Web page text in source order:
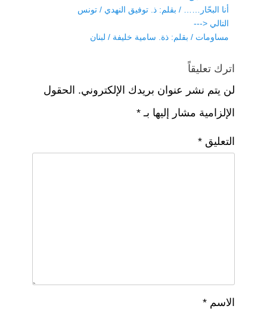
o
o
p
p
m
المقالات
Previous
post:
أنا البحّار…… / بقلم: ذ. توفيق النهدي / تونس
التالي <---
Next
مساومات / بقلم: ذة. سامية خليفة / لبنان
اترك تعليقاً
لن يتم نشر عنوان بريدك الإلكتروني. الحقول
الإلزامية مشار إليها بـ *
التعليق *
الاسم *